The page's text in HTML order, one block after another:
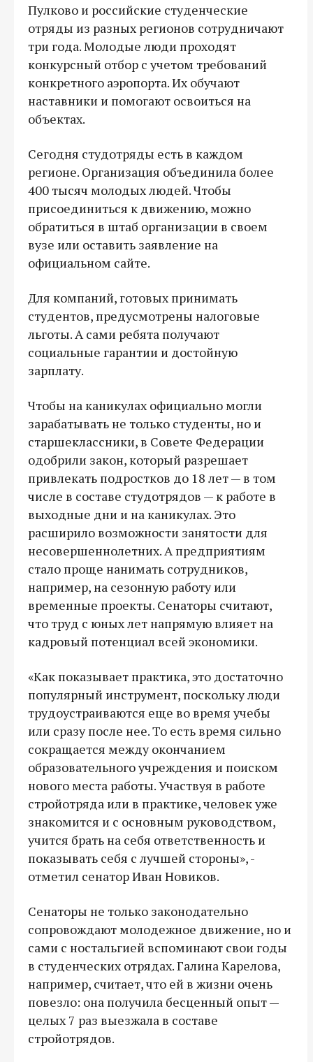
Пулково и российские студенческие
отряды из разных регионов сотрудничают
три года. Молодые люди проходят
конкурсный отбор с учетом требований
конкретного аэропорта. Их обучают
наставники и помогают освоиться на
объектах.
Сегодня студотряды есть в каждом
регионе. Организация объединила более
400 тысяч молодых людей. Чтобы
присоединиться к движению, можно
обратиться в штаб организации в своем
вузе или оставить заявление на
официальном сайте.
Для компаний, готовых принимать
студентов, предусмотрены налоговые
льготы. А сами ребята получают
социальные гарантии и достойную
зарплату.
Чтобы на каникулах официально могли
зарабатывать не только студенты, но и
старшеклассники, в Совете Федерации
одобрили закон, который разрешает
привлекать подростков до 18 лет — в том
числе в составе студотрядов — к работе в
выходные дни и на каникулах. Это
расширило возможности занятости для
несовершеннолетних. А предприятиям
стало проще нанимать сотрудников,
например, на сезонную работу или
временные проекты. Сенаторы считают,
что труд с юных лет напрямую влияет на
кадровый потенциал всей экономики.
«Как показывает практика, это достаточно
популярный инструмент, поскольку люди
трудоустраиваются еще во время учебы
или сразу после нее. То есть время сильно
сокращается между окончанием
образовательного учреждения и поиском
нового места работы. Участвуя в работе
стройотряда или в практике, человек уже
знакомится и с основным руководством,
учится брать на себя ответственность и
показывать себя с лучшей стороны», -
отметил сенатор Иван Новиков.
Сенаторы не только законодательно
сопровождают молодежное движение, но и
сами с ностальгией вспоминают свои годы
в студенческих отрядах. Галина Карелова,
например, считает, что ей в жизни очень
повезло: она получила бесценный опыт —
целых 7 раз выезжала в составе
стройотрядов.